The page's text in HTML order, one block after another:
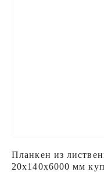
Планкен из
20x140x6000 мм